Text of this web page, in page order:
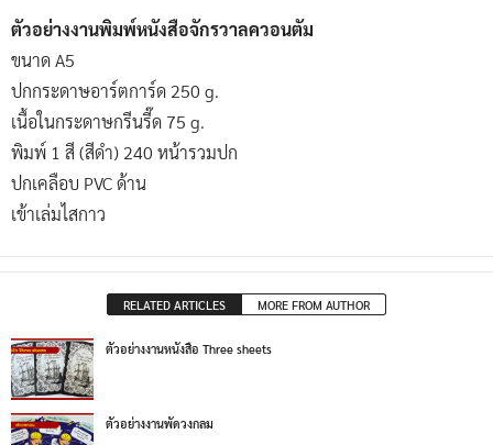
ตัวอย่างงานพิมพ์หนังสือจักรวาลควอนตัม
ขนาด A5
ปกกระดาษอาร์ตการ์ด 250 g.
เนื้อในกระดาษกรีนรี๊ด 75 g.
พิมพ์ 1 สี (สีดำ) 240 หน้ารวมปก
ปกเคลือบ PVC ด้าน
เข้าเล่มไสกาว
RELATED ARTICLES MORE FROM AUTHOR
ตัวอย่างงานหนังสือ Three sheets
ตัวอย่างงานพัดวงกลม